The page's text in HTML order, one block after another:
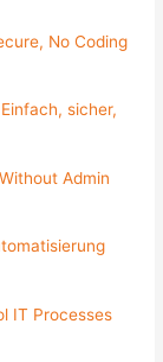
No Coding
sicher,
Admin
IT Processes